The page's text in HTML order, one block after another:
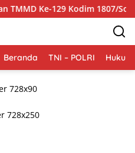
1807/Sorong Selatan
Beranda TNI – POLRI